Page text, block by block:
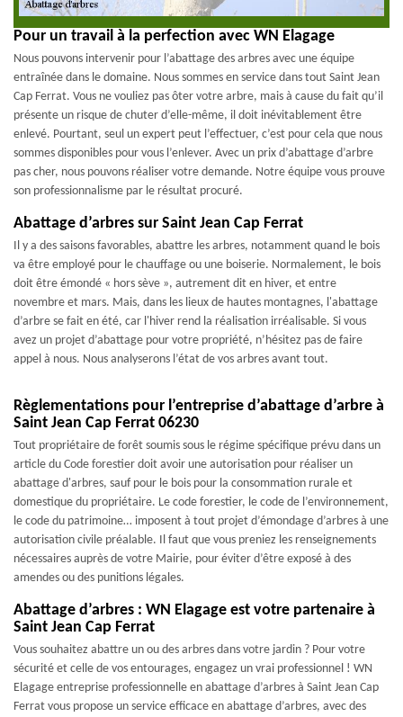
Pour un travail à la perfection avec WN Elagage
Nous pouvons intervenir pour l’abattage des arbres avec une équipe
entraînée dans le domaine. Nous sommes en service dans tout Saint Jean
Cap Ferrat. Vous ne vouliez pas ôter votre arbre, mais à cause du fait qu’il
présente un risque de chuter d’elle-même, il doit inévitablement être
enlevé. Pourtant, seul un expert peut l’effectuer, c’est pour cela que nous
sommes disponibles pour vous l’enlever. Avec un prix d’abattage d’arbre
pas cher, nous pouvons réaliser votre demande. Notre équipe vous prouve
son professionnalisme par le résultat procuré.
Abattage d’arbres sur Saint Jean Cap Ferrat
Il y a des saisons favorables, abattre les arbres, notamment quand le bois
va être employé pour le chauffage ou une boiserie. Normalement, le bois
doit être émondé « hors sève », autrement dit en hiver, et entre
novembre et mars. Mais, dans les lieux de hautes montagnes, l'abattage
d’arbre se fait en été, car l'hiver rend la réalisation irréalisable. Si vous
avez un projet d’abattage pour votre propriété, n’hésitez pas de faire
appel à nous. Nous analyserons l’état de vos arbres avant tout.
Règlementations pour l’entreprise d’abattage d’arbre à
Saint Jean Cap Ferrat 06230
Tout propriétaire de forêt soumis sous le régime spécifique prévu dans un
article du Code forestier doit avoir une autorisation pour réaliser un
abattage d'arbres, sauf pour le bois pour la consommation rurale et
domestique du propriétaire. Le code forestier, le code de l’environnement,
le code du patrimoine… imposent à tout projet d’émondage d’arbres à une
autorisation civile préalable. Il faut que vous preniez les renseignements
nécessaires auprès de votre Mairie, pour éviter d’être exposé à des
amendes ou des punitions légales.
Abattage d’arbres : WN Elagage est votre partenaire à
Saint Jean Cap Ferrat
Vous souhaitez abattre un ou des arbres dans votre jardin ? Pour votre
sécurité et celle de vos entourages, engagez un vrai professionnel ! WN
Elagage entreprise professionnelle en abattage d’arbres à Saint Jean Cap
Ferrat vous propose un service efficace en abattage d’arbres, avec des